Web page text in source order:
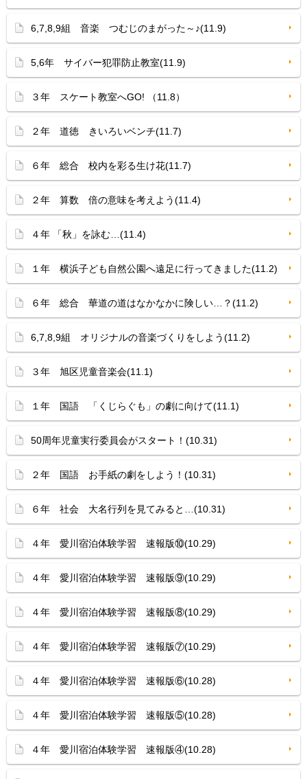
6,7,8,9組 音楽 つむじのまがった～♪(11.9)
5,6年 サイバー犯罪防止教室(11.9)
３年 スケート教室へGO! （11.8）
２年 道徳 きいろいベンチ(11.7)
６年 総合 校内を彩る生け花(11.7)
２年 算数 倍の意味を考えよう(11.4)
４年 「秋」を詠む…(11.4)
１年 横浜子ども自然公園へ遠足に行ってきました(11.2)
６年 総合 華道の道はなかなかに険しい…？(11.2)
6,7,8,9組 オリジナルの音楽づくりをしよう(11.2)
３年 旭区児童音楽会(11.1)
１年 国語 「くじらぐも」の劇に向けて(11.1)
50周年児童実行委員会がスタート！(10.31)
２年 国語 お手紙の劇をしよう！(10.31)
６年 社会 大名行列を見てみると…(10.31)
４年 愛川宿泊体験学習 速報版⑩(10.29)
４年 愛川宿泊体験学習 速報版⑨(10.29)
４年 愛川宿泊体験学習 速報版⑧(10.29)
４年 愛川宿泊体験学習 速報版⑦(10.29)
４年 愛川宿泊体験学習 速報版⑥(10.28)
４年 愛川宿泊体験学習 速報版⑤(10.28)
４年 愛川宿泊体験学習 速報版④(10.28)